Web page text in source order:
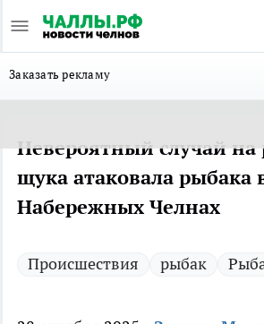
Заказать рекламу
Невероятный случай на
щука атаковала рыбака
Набережных Челнах
Происшествия рыбак